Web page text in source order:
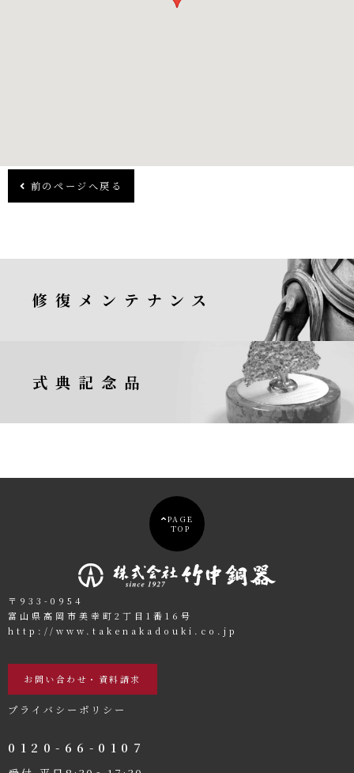
前のページへ戻る
修復メンテナンス
式典記念品
0120-66-0107
お問い合わせ・資料請求
プライバシーポリシー
〒933-0954
富山県高岡市美幸町2丁目1番16号
http://www.takenakadouki.co.jp
PAGE
TOP